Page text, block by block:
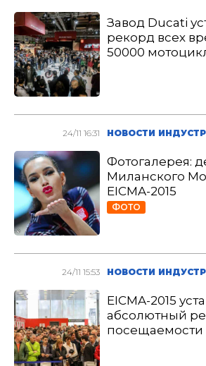
Завод Ducati
рекорд всех
50000
24/11 16:31 НОВОСТИ
Фотогалерея:
Миланского
EICMA-2015
ФОТО
24/11 15:53 НОВОСТИ
EICMA-2015
абсолютный
посещаемости